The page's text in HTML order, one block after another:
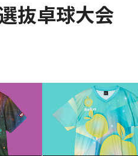
抜卓球大会